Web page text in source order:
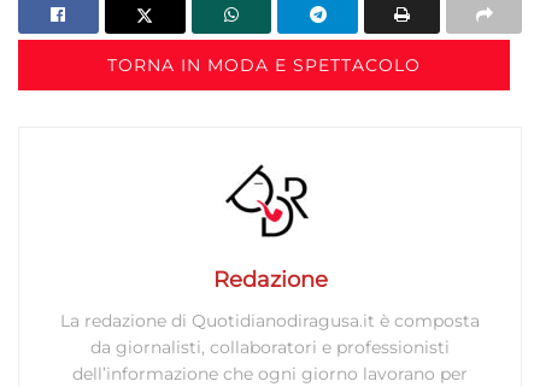
TORNA IN MODA E SPETTACOLO
Redazione
La redazione di Quotidianodiragusa.it è composta
da giornalisti, collaboratori e professionisti
dell’informazione che ogni giorno lavorano per